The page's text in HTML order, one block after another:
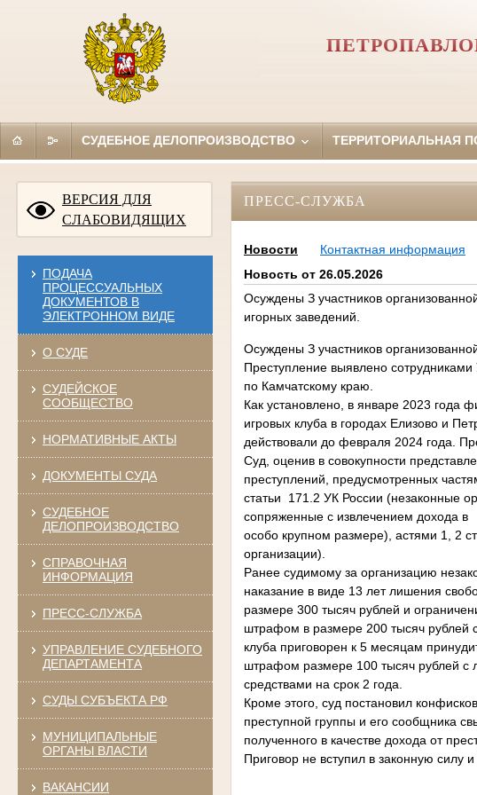
СУДЕБНОЕ ДЕЛОПРОИЗВОДСТВО ТЕРРИТОРИАЛЬНАЯ
ВЕРСИЯ ДЛЯ
СЛАБОВИДЯЩИХ
ПОДАЧА
ПРОЦЕССУАЛЬНЫХ
ДОКУМЕНТОВ В
ЭЛЕКТРОННОМ ВИДЕ
О СУДЕ
СУДЕЙСКОЕ
СООБЩЕСТВО
НОРМАТИВНЫЕ АКТЫ
ДОКУМЕНТЫ СУДА
СУДЕБНОЕ
ДЕЛОПРОИЗВОДСТВО
СПРАВОЧНАЯ
ИНФОРМАЦИЯ
ПРЕСС-СЛУЖБА
УПРАВЛЕНИЕ СУДЕБНОГО
ДЕПАРТАМЕНТА
СУДЫ СУБЪЕКТА РФ
МУНИЦИПАЛЬНЫЕ
ОРГАНЫ ВЛАСТИ
ВАКАНСИИ
ПРЕСС-СЛУЖБА
Новости
Контактная информация
Новость от 26.05.2026
Осуждены З участников
игорных заведений.
Осуждены З участников
Преступление выявлено
по Камчатскому краю.
Как установлено, в январе 2023 года
игровых клуба в городах Елизово и
действовали до февраля 2024 года.
Суд, оценив в совокупности
преступлений, предусмотренных
статьи 171.2 УК России (незаконные
сопряженные с извлечением дохода в
особо крупном размере), астями 1, 2
организации).
Ранее судимому за организацию
наказание в виде 13 лет лишения
размере 300 тысяч рублей и
штрафом в размере 200 тысяч рублей
клуба приговорен к 5 месяцам
штрафом размере 100 тысяч рублей с
средствами на срок 2 года.
Кроме этого, суд постановил
преступной группы и его сообщника
полученного в качестве дохода от
Приговор не вступил в законную силу